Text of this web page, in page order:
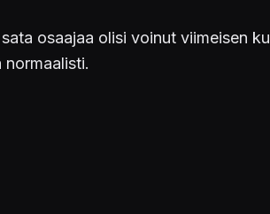
osaajaa olisi voinut viimeisen